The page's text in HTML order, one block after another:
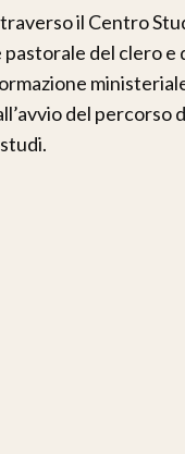
il Centro
del clero
del percorso